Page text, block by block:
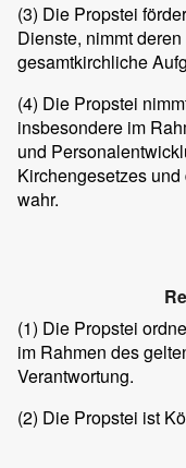
(3) Die Propstei
Dienste, nimmt
gesamtkirchliche
(4) Die Propstei
insbesondere im
und
Kirchengesetzes
wahr.
(1) Die Propstei
im Rahmen des
Verantwortung.
(2) Die Propstei ist